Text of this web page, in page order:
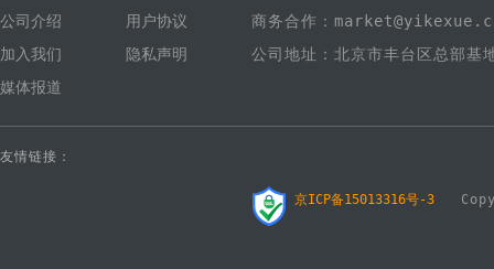
公司介绍
加入我们
媒体报道
用户协议
隐私声明
商务合作：
公司地址：北京市丰台区总部基
友情链接：
京ICP备15013316号-3